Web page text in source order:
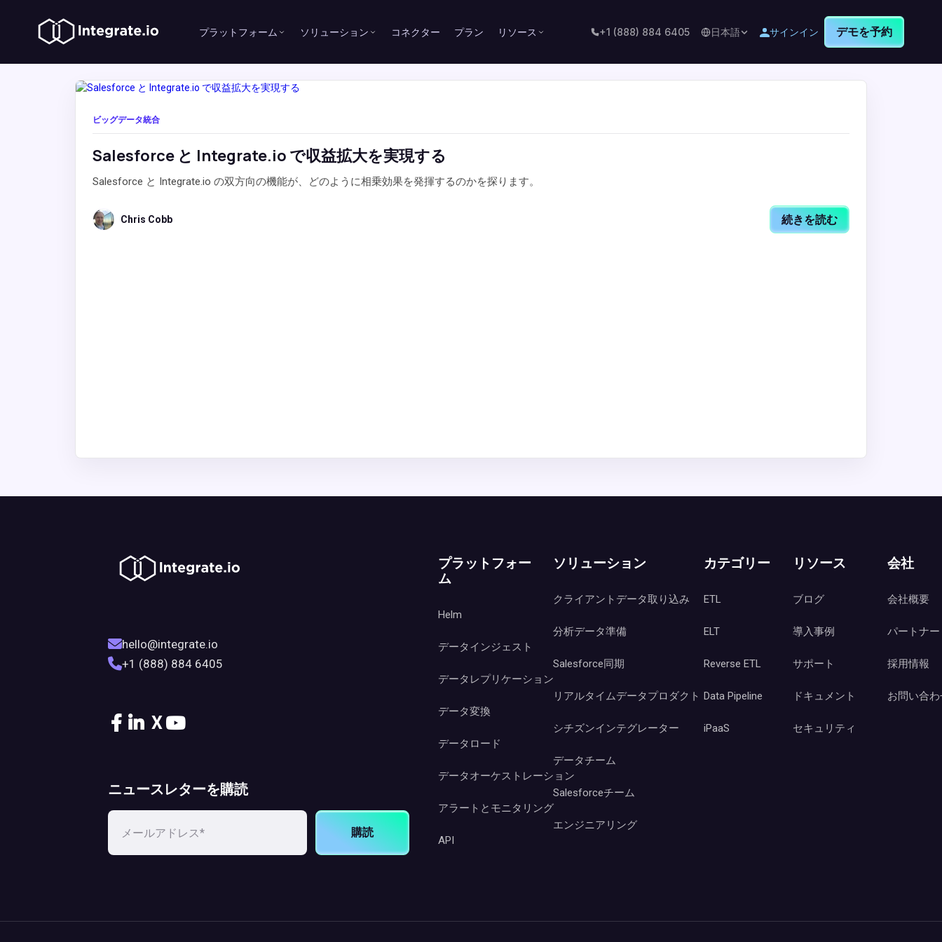
プラットフォーム ソリューション コネクター プラン リソース +1 (888) 884 6405 日本語 サインイン デモを予約
ビッグデータ統合
Salesforce と Integrate.io で収益拡大を実現する
Salesforce と Integrate.io の双方向の機能が、どのように相乗効果を発揮するのかを探ります。
Chris Cobb 続きを読む
hello@integrate.io
+1 (888) 884 6405
X
ニュースレターを購読
購読
プラットフォー
ム
Helm
データインジェスト
データレプリケーション
データ変換
データロード
データオーケストレーション
アラートとモニタリング
API
ソリューション
クライアントデータ取り込み
分析データ準備
Salesforce同期
リアルタイムデータプロダクト
シチズンインテグレーター
データチーム
Salesforceチーム
エンジニアリング
カテゴリー
ETL
ELT
Reverse ETL
Data Pipeline
iPaaS
リソース
ブログ
導入事例
サポート
ドキュメント
セキュリティ
会社
会社概要
パートナー
採用情報
お問い合わ